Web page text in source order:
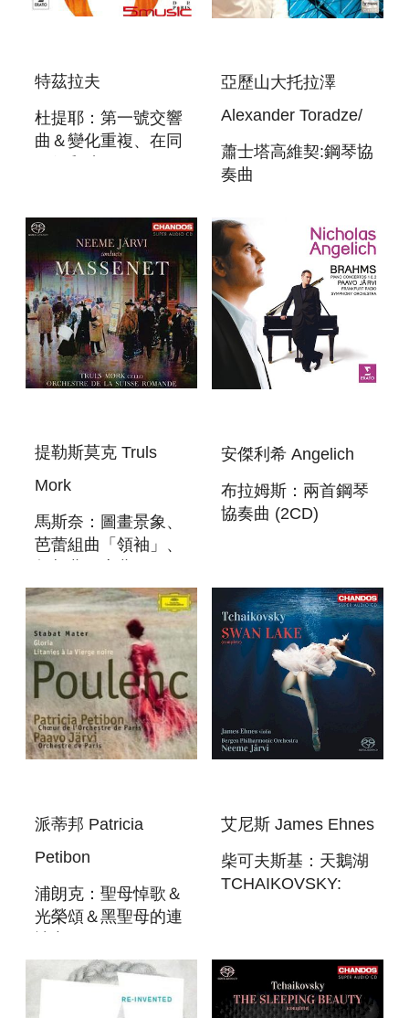
特茲拉夫
杜提耶：第一號交響
曲＆變化重複、在同
METABOLES; SUR
LE MEME ACCORD
亞歷山大托拉澤
Alexander Toradze/
蕭士塔高維契:鋼琴協
奏曲
KLAVIERKONZERTE
NR.1 & 2
提勒斯莫克 Truls
Mork
馬斯奈：圖畫景象、
芭蕾組曲「領袖」、
MASSENET：
SCENES
PITTORESQUES /
LE CID BALLET
SUITE / FANTAIS
安傑利希 Angelich
布拉姆斯：兩首鋼琴
協奏曲 (2CD)
派蒂邦 Patricia
Petibon
浦朗克：聖母悼歌＆
光榮頌＆黑聖母的連
POULENC:STABAT
MATER&GLORIA&LITANIES
A LA VIERGE
艾尼斯 James Ehnes
柴可夫斯基：天鵝湖
TCHAIKOVSKY: